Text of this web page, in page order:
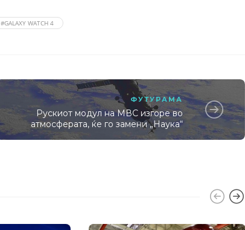
#GALAXY WATCH 4
ФУТУРАМА
Рускиот модул на МВС изгоре во
атмосферата, ќе го замени „Наука“